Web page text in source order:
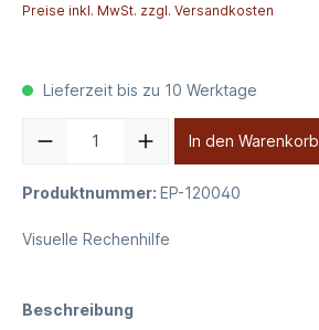
Preise inkl. MwSt. zzgl. Versandkosten
Lieferzeit bis zu 10 Werktage
In den Warenkorb
Produktnummer: EP-120040
Visuelle Rechenhilfe
Beschreibung